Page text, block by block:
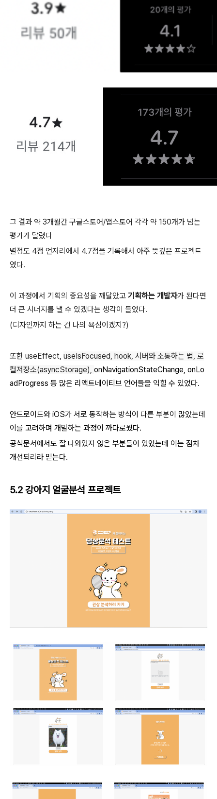
그 결과 약 3개월간 구글스토어/앱스토어 각각 약 150개가 넘는
평가가 달렸다
별점도 4점 언저리에서 4.7점을 기록해서 아주 뜻깊은 프로젝트
였다.
이 과정에서 기획의 중요성을 깨달았고 기획하는 개발자가 된다면
더 큰 시너지를 낼 수 있겠다는 생각이 들었다.
(디자인까지 하는 건 나의 욕심이겠지?)
또한 useEffect, useIsFocused, hook, 서버와 소통하는 법, 로
컬저장소(asyncStorage), onNavigationStateChange, onLo
adProgress 등 많은 리액트네이티브 언어들을 익힐 수 있었다.
안드로이드와 iOS가 서로 동작하는 방식이 다른 부분이 많았는데
이를 고려하며 개발하는 과정이 까다로웠다.
공식문서에서도 잘 나와있지 않은 부분들이 있었는데 이는 점차
개선되리라 믿는다.
5.2 강아지 얼굴분석 프로젝트